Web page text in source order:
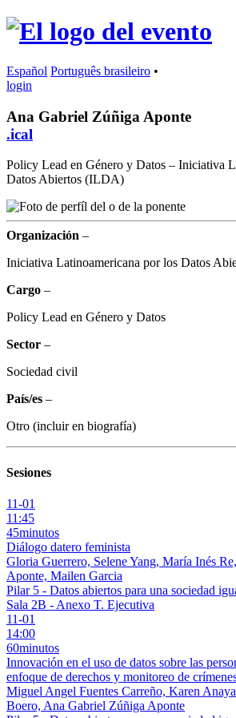
Español Português brasileiro •
login
Ana Gabriel Zúñiga Aponte
.ical
Policy Lead en Género y Datos – Iniciativa
Datos Abiertos (ILDA)
Organización –
Iniciativa Latinoamericana por los Datos
Cargo –
Policy Lead en Género y Datos
Sector –
Sociedad civil
País/es –
Otro (incluir en biografía)
Sesiones
11-01
11:45
45minutos
Diálogo datero feminista
Gloria Guerrero, Selene Yang, María Inés
Aponte, Mailen Garcia
Pilar 5 - Datos abiertos para una sociedad
Sala 2B - Anexo T. Ejecutiva
11-01
14:00
60minutos
Innovación en el uso de datos sobre las
enfoque de derechos y monitoreo de
Miguel Angel Fuentes Carreño, Karen
Boero, Ana Gabriel Zúñiga Aponte